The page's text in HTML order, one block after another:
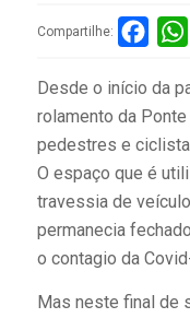
Compartilhe:
Desde o início da
rolamento da
pedestres e
O espaço que é
travessia de
permanecia
o contagio da
Mas neste final de